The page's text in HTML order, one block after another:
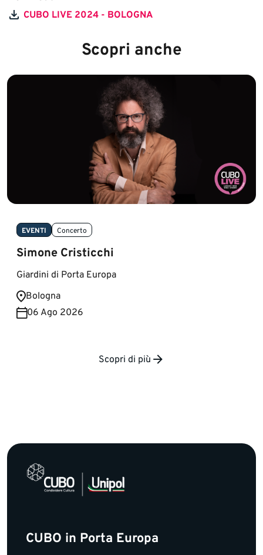
CUBO LIVE 2024 - BOLOGNA
Scopri anche
EVENTI Concerto
Simone Cristicchi
Giardini di Porta Europa
Bologna
06 Ago 2026
Scopri di più
CUBO in Porta Europa